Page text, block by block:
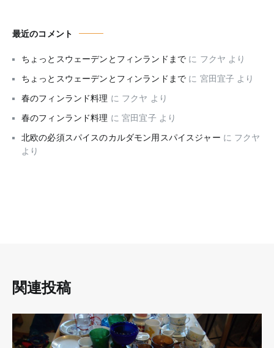
最近のコメント
ちょっとスウェーデンとフィンランドまで に フクヤ より
ちょっとスウェーデンとフィンランドまで に 宮田宜子 より
春のフィンランド料理 に フクヤ より
春のフィンランド料理 に宮田宜子 より
北欧の必須スパイスのカルダモン用スパイスジャー に フクヤ
より
関連投稿